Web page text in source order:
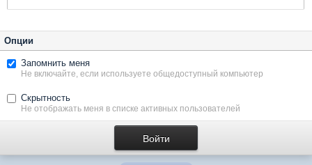
Опции
Запомнить меня
Не включайте, если используете общедоступный компьютер
Скрытность
Не отображать меня в списке активных пользователей